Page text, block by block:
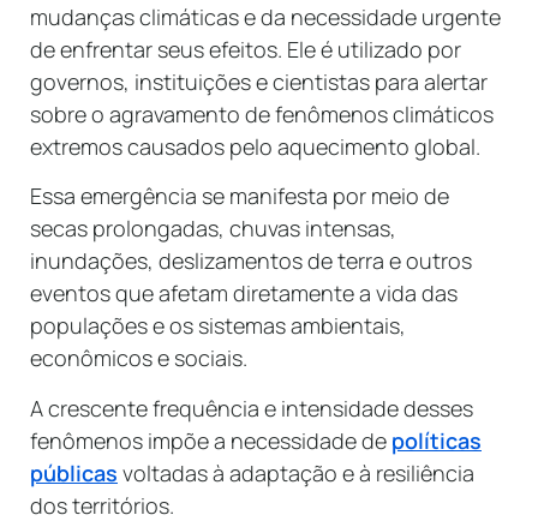
mudanças climáticas e da necessidade urgente
de enfrentar seus efeitos. Ele é utilizado por
governos, instituições e cientistas para alertar
sobre o agravamento de fenômenos climáticos
extremos causados pelo aquecimento global.
Essa emergência se manifesta por meio de
secas prolongadas, chuvas intensas,
inundações, deslizamentos de terra e outros
eventos que afetam diretamente a vida das
populações e os sistemas ambientais,
econômicos e sociais.
A crescente frequência e intensidade desses
fenômenos impõe a necessidade de políticas
públicas voltadas à adaptação e à resiliência
dos territórios.